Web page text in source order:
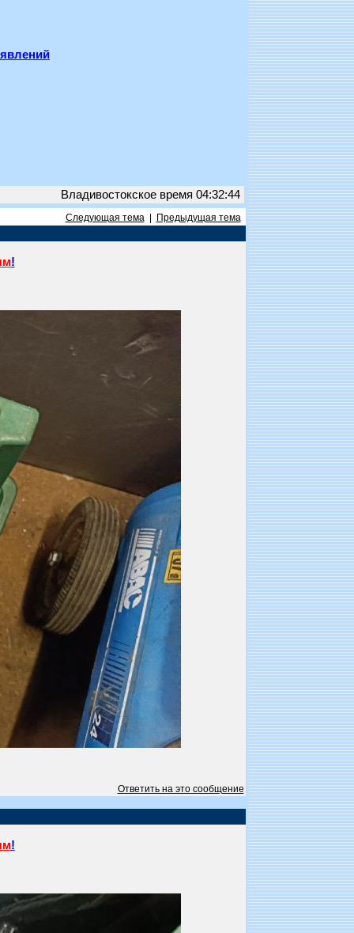
Владивостокское время 04:32:44
Следующая тема| Предыдущая тема
!
Ответить на это сообщение
!